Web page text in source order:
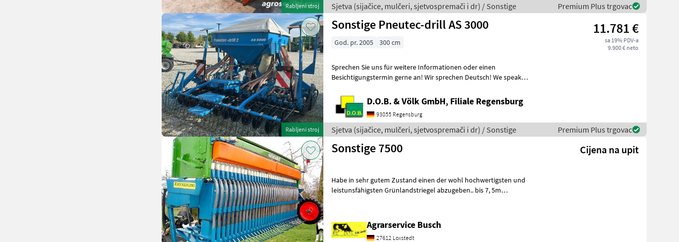
Rabljeni stroj Sjetva (sijačice, mulčeri, sjetvospremači i dr) / Sonstige Premium Plus trgovac
Rabljeni stroj
Sonstige Pneutec-drill AS 3000 11.781 €
sa 19% PDV-a
9.900 € neto
God. pr. 2005 300 cm
Sprechen Sie uns für weitere Informationen oder einen
Besichtigungstermin gerne an! Wir sprechen Deutsch! We speak
D.O.B. & Völk GmbH, Filiale Regensburg
93055 Regensburg
Sjetva (sijačice, mulčeri, sjetvospremači i dr) / Sonstige Premium Plus trgovac
Sonstige 7500 Cijena na upit
Habe in sehr gutem Zustand einen der wohl hochwertigsten und
leistunsfähigsten Grünlandstriegel abzugeben.. bis 7, 5m
Agrarservice Busch
27612 Loxstedt